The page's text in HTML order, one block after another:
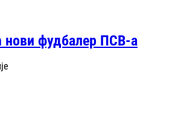
нови фудбалер ПСВ-а